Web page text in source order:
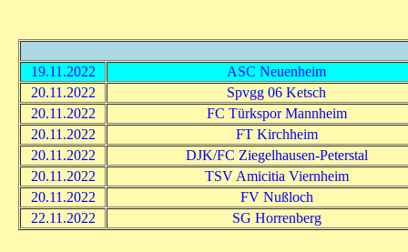
19.11.2022
ASC Neuenheim
20.11.2022
Spvgg 06 Ketsch
20.11.2022
FC Türkspor Mannheim
20.11.2022
FT Kirchheim
20.11.2022
DJK/FC Ziegelhausen-Peterstal
20.11.2022
TSV Amicitia Viernheim
20.11.2022
FV Nußloch
22.11.2022
SG Horrenberg